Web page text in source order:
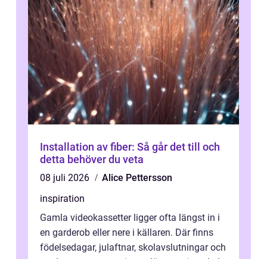
Installation av fiber: Så går det till och
detta behöver du veta
08 juli 2026
Alice Pettersson
inspiration
Gamla videokassetter ligger ofta längst in i
en garderob eller nere i källaren. Där finns
födelsedagar, julaftnar, skolavslutningar och